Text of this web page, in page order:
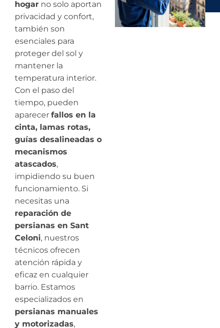
hogar no solo aportan
privacidad y confort,
también son
esenciales para
proteger del sol y
mantener la
temperatura interior.
Con el paso del
tiempo, pueden
aparecer fallos en la
cinta, lamas rotas,
guías desalineadas o
mecanismos
atascados,
impidiendo su buen
funcionamiento. Si
necesitas una
reparación de
persianas en Sant
Celoni, nuestros
técnicos ofrecen
atención rápida y
eficaz en cualquier
barrio. Estamos
especializados en
persianas manuales
y motorizadas,